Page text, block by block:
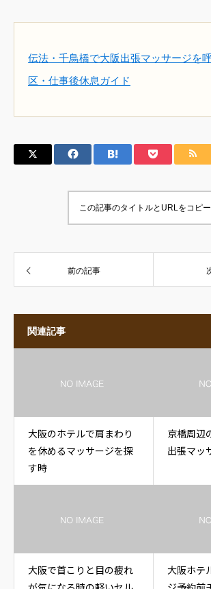
伝法・千鳥橋で大阪出張マッサージを
区・仕事後休息ガイド
この記事のタイトルとURLをコピ
前の記事
関連記事
大阪のホテルで肩まわり
を休めるマッサージを探
す時
京橋周辺
出張マッ
大阪で首こりと目の疲れ
大阪ホテ